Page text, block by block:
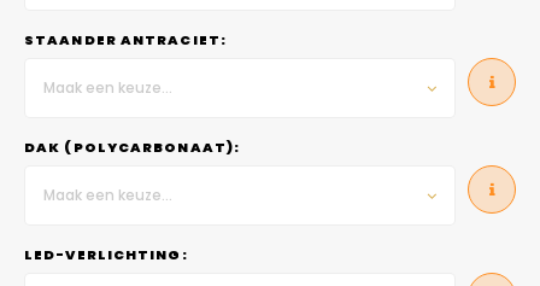
STAANDER ANTRACIET:
Maak een keuze...
DAK (POLYCARBONAAT):
Maak een keuze...
LED-VERLICHTING: